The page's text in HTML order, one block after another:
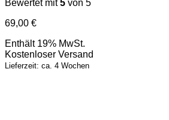
Bewertet mit5 von 5
69,00 €
Enthält 19% MwSt.
Kostenloser Versand
Lieferzeit: ca. 4 Wochen